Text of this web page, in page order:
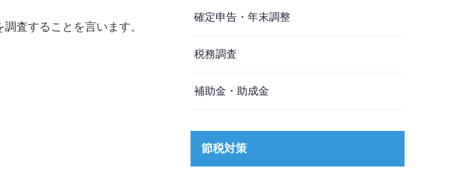
査することを言います。
確定申告・年末調整
税務調査
補助金・助成金
節税対策